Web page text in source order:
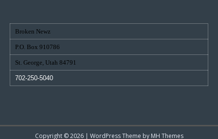
Broken Newz
P.O. Box 910786
St. George, Utah 84791
702-250-5040
Copyright © 2026 | WordPress Theme by MH Themes